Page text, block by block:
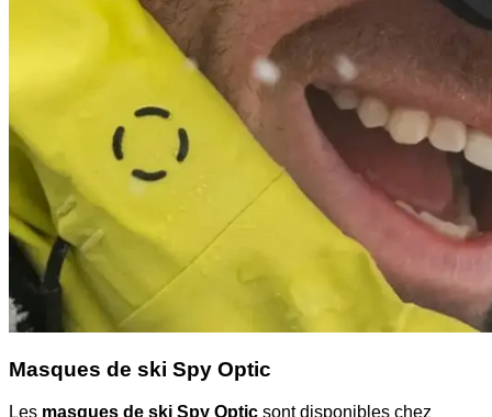
Masques de ski Spy Optic
Les masques de ski Spy Optic sont disponibles chez